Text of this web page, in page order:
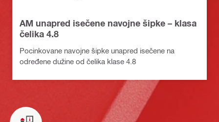
AM unapred isečene navojne šipke – klasa
čelika 4.8
Pocinkovane navojne šipke unapred isečene na
određene dužine od čelika klase 4.8